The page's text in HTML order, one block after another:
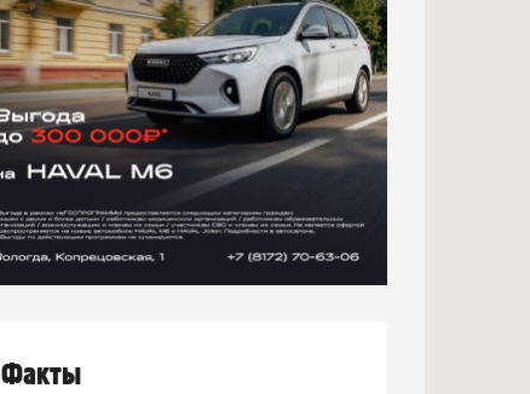
Факты